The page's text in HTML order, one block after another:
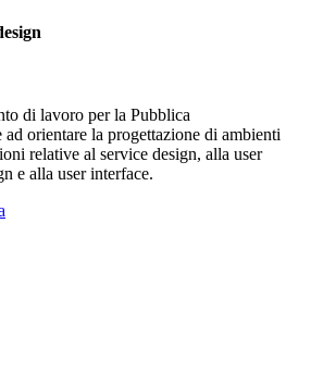
di lavoro per la Pubblica
orientare la progettazione di ambienti
relative al service design, alla user
e alla user interface.